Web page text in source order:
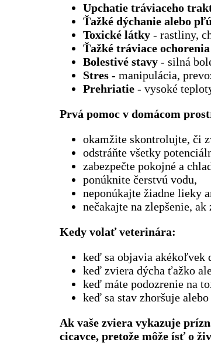
Upchatie tráviaceho
Ťažké dýchanie alebo
Toxické látky ‑ rastliny,
Ťažké tráviace ochorenia
Bolestivé stavy ‑ silná
Stres ‑ manipulácia,
Prehriatie ‑ vysoké
Prvá pomoc v domácom
okamžite skontrolujte, či
odstráňte všetky
zabezpečte pokojné a
ponúknite čerstvú vodu,
neponúkajte žiadne lieky
nečakajte na zlepšenie,
Kedy volať veterinára:
keď sa objavia akékoľvek
keď zviera dýcha ťažko
keď máte podozrenie na
keď sa stav zhoršuje
Ak vaše zviera vykazuje
cicavce, pretože môže ísť o